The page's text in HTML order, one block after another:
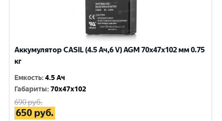
Аккумулятор CASIL (4.5 Ач,6 V) AGM 70x47x102 мм 0.75
кг
Емкость:4.5 Ач
Габариты:70x47x102
690руб.
650 руб.